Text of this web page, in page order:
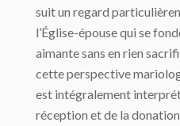
suit un regard
l’Église-épouse qui se
aimante sans en rien
cette perspective
est intégralement
réception et de la